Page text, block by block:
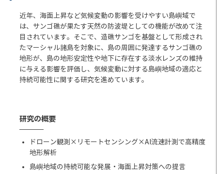
近年、海面上昇など気候変動の影響を受けやすい島嶼域で
は、サンゴ礁が果たす天然の防波堤としての機能が改めて注
目されています。そこで、造礁サンゴを基盤として形成され
たマーシャル諸島を対象に、島の周囲に発達するサンゴ礁の
地形が、島の地形安定性や地下に存在する淡水レンズの維持
に与える影響を評価し、気候変動に対する島嶼地域の適応と
持続可能性に関する研究を進めています。
研究の概要
ドローン観測×リモートセンシング×AI流速計測で高精度
地形解析
島嶼地域の持続可能な発展・海面上昇対策への提言